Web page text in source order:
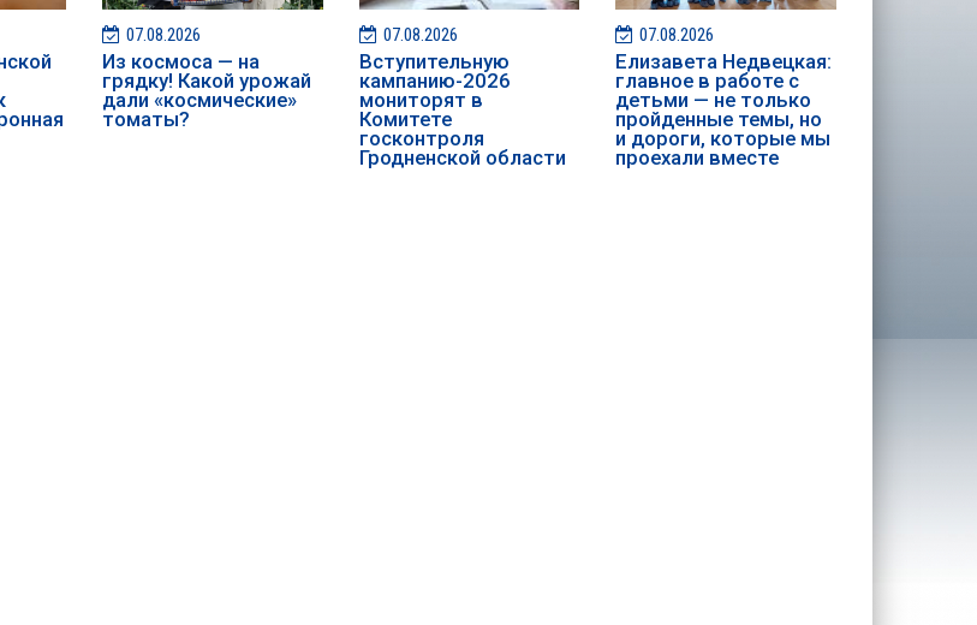
07.08.2026
Из космоса — на
грядку! Какой урожай
дали «космические»
томаты?
07.08.2026
️️Вступительную
кампанию-2026
мониторят в
Комитете
госконтроля
Гродненской области
07.08.2026
Елизавета Недвецкая:
главное в работе с
детьми — не только
пройденные темы, но
и дороги, которые мы
проехали вместе